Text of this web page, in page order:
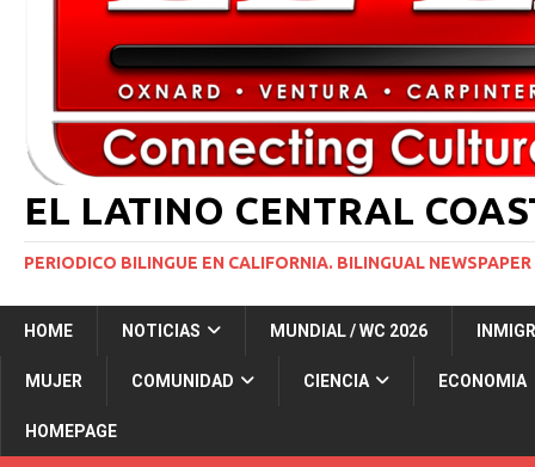
[ 5 agosto, 2026 ] International roundup
EL LATINO CENTRAL
PERIODICO BILINGUE EN CALIFORNIA. BILINGUAL
HOME NOTICIAS MUNDIAL / WC 2026
MUJER COMUNIDAD CIENCIA ECONOMIA
HOMEPAGE